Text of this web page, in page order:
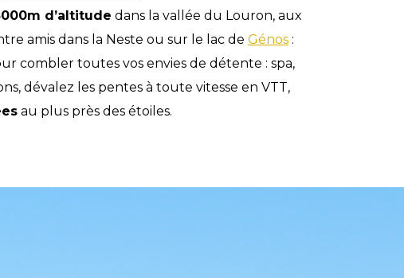
d’altitude dans la vallée du Louron, aux
amis dans la Neste ou sur le lac de Génos :
combler toutes vos envies de détente : spa,
dévalez les pentes à toute vitesse en VTT,
au plus près des étoiles.